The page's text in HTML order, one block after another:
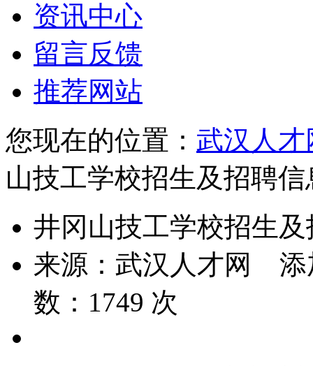
资讯中心
留言反馈
推荐网站
您现在的位置： 武汉人才
山技工学校招生及招聘信
井冈山技工学校招生
来源： 武汉人才网
添
数： 1749 次